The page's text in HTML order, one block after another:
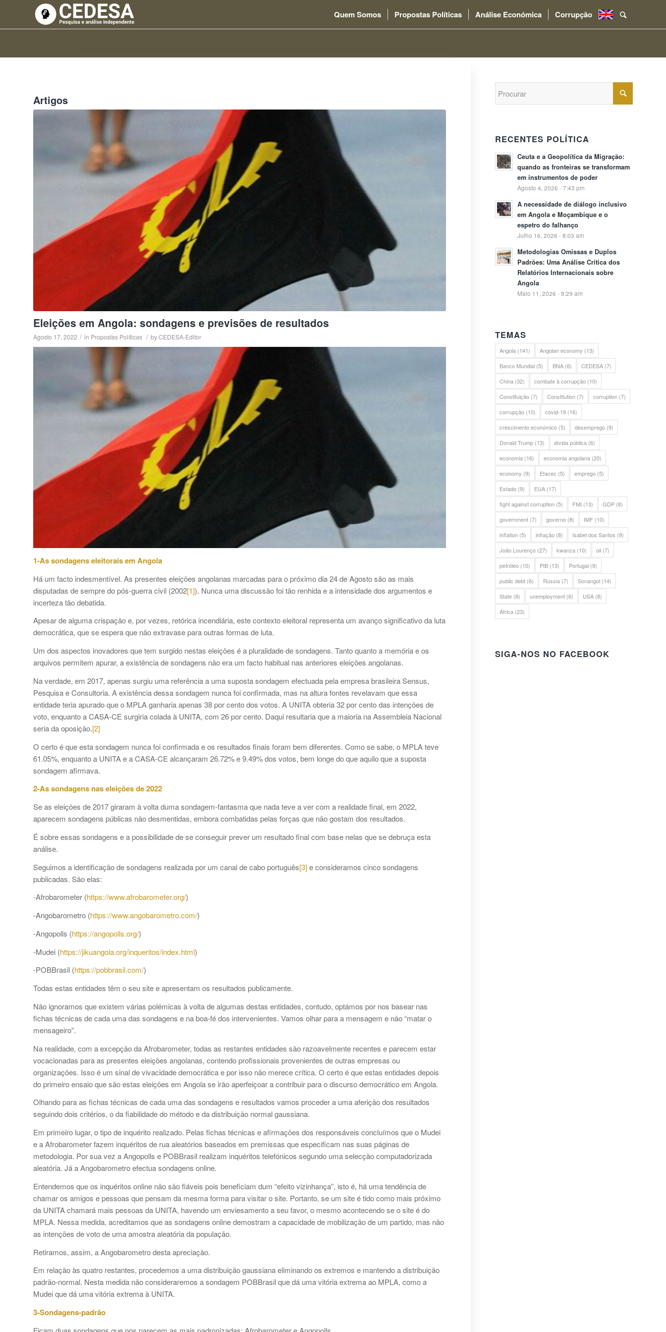
Quem Somos Propostas Políticas Análise Económica Corrupção .
Artigos
Eleições em Angola: sondagens e previsões de resultados
Agosto 17, 2022 / in Propostas Políticas / byCEDESA-Editor
1-As sondagens eleitorais em Angola
Há um facto indesmentível. As presentes eleições angolanas marcadas para o próximo dia 24 de Agosto são as mais
disputadas de sempre do pós-guerra civil (2002[1]). Nunca uma discussão foi tão renhida e a intensidade dos argumentos e
incerteza tão debatida.
Apesar de alguma crispação e, por vezes, retórica incendiária, este contexto eleitoral representa um avanço significativo da luta
democrática, que se espera que não extravase para outras formas de luta.
Um dos aspectos inovadores que tem surgido nestas eleições é a pluralidade de sondagens. Tanto quanto a memória e os
arquivos permitem apurar, a existência de sondagens não era um facto habitual nas anteriores eleições angolanas.
Na verdade, em 2017, apenas surgiu uma referência a uma suposta sondagem efectuada pela empresa brasileira Sensus,
Pesquisa e Consultoria. A existência dessa sondagem nunca foi confirmada, mas na altura fontes revelavam que essa
entidade teria apurado que o MPLA ganharia apenas 38 por cento dos votos. A UNITA obteria 32 por cento das intenções de
voto, enquanto a CASA-CE surgiria colada à UNITA, com 26 por cento. Daqui resultaria que a maioria na Assembleia Nacional
seria da oposição.[2]
O certo é que esta sondagem nunca foi confirmada e os resultados finais foram bem diferentes. Como se sabe, o MPLA teve
61.05%, enquanto a UNITA e a CASA-CE alcançaram 26.72% e 9.49% dos votos, bem longe do que aquilo que a suposta
sondagem afirmava.
2-As sondagens nas eleições de 2022
Se as eleições de 2017 giraram à volta duma sondagem-fantasma que nada teve a ver com a realidade final, em 2022,
aparecem sondagens públicas não desmentidas, embora combatidas pelas forças que não gostam dos resultados.
É sobre essas sondagens e a possibilidade de se conseguir prever um resultado final com base nelas que se debruça esta
análise.
Seguimos a identificação de sondagens realizada por um canal de cabo português[3]e consideramos cinco sondagens
publicadas. São elas:
-Afrobarometer (https://www.afrobarometer.org/)
-Angobarometro (https://www.angobarometro.com/)
-Angopolls (https://angopolls.org/)
-Mudei (https://jikuangola.org/inqueritos/index.html)
-POBBrasil (https://pobbrasil.com/)
Todas estas entidades têm o seu site e apresentam os resultados publicamente.
Não ignoramos que existem várias polémicas à volta de algumas destas entidades, contudo, optámos por nos basear nas
fichas técnicas de cada uma das sondagens e na boa-fé dos intervenientes. Vamos olhar para a mensagem e não “matar o
mensageiro”.
Na realidade, com a excepção da Afrobarometer, todas as restantes entidades são razoavelmente recentes e parecem estar
vocacionadas para as presentes eleições angolanas, contendo profissionais provenientes de outras empresas ou
organizações. Isso é um sinal de vivacidade democrática e por isso não merece crítica. O certo é que estas entidades depois
do primeiro ensaio que são estas eleições em Angola se irão aperfeiçoar a contribuir para o discurso democrático em Angola.
Olhando para as fichas técnicas de cada uma das sondagens e resultados vamos proceder a uma aferição dos resultados
seguindo dois critérios, o da fiabilidade do método e da distribuição normal gaussiana.
Em primeiro lugar, o tipo de inquérito realizado. Pelas fichas técnicas e afirmações dos responsáveis concluímos que o Mudei
e a Afrobarometer fazem inquéritos de rua aleatórios baseados em premissas que especificam nas suas páginas de
metodologia. Por sua vez a Angopolls e POBBrasil realizam inquéritos telefónicos segundo uma selecção computadorizada
aleatória. Já a Angobarometro efectua sondagens online.
Entendemos que os inquéritos online não são fiáveis pois beneficiam dum “efeito vizinhança”, isto é, há uma tendência de
chamar os amigos e pessoas que pensam da mesma forma para visitar o site. Portanto, se um site é tido como mais próximo
da UNITA chamará mais pessoas da UNITA, havendo um enviesamento a seu favor, o mesmo acontecendo se o site é do
MPLA. Nessa medida, acreditamos que as sondagens online demostram a capacidade de mobilização de um partido, mas não
as intenções de voto de uma amostra aleatória da população.
Retiramos, assim, a Angobarometro desta apreciação.
Em relação às quatro restantes, procedemos a uma distribuição gaussiana eliminando os extremos e mantendo a distribuição
padrão-normal. Nesta medida não consideraremos a sondagem POBBrasil que dá uma vitória extrema ao MPLA, como a
Mudei que dá uma vitória extrema à UNITA.
3-Sondagens-padrão
RECENTES POLÍTICA
Ceuta e a Geopolítica da Migração:
quando as fronteiras se transformam
em instrumentos de poder
Agosto 4, 2026 - 7:43 pm
A necessidade de diálogo inclusivo
em Angola e Moçambique e o
espetro do falhanço
Julho 16, 2026 - 8:03 am
Metodologias Omissas e Duplos
Padrões: Uma Análise Crítica dos
Relatórios Internacionais sobre
Angola
Maio 11, 2026 - 9:29 am
TEMAS
Angola (141) Angolan economy (13)
Banco Mundial (5) BNA (6) CEDESA (7)
China (32) combate à corrupção (10)
Constituição (7) Constitution (7) corruption (7)
corrupção (10) covid-19 (16)
crescimento económico (5) desemprego (9)
Donald Trump (13) dívida pública (6)
economia (16) economia angolana (20)
economy (9) Efacec (5) emprego (5)
Estado (9) EUA (17)
fight against corruption (5) FMI (13) GDP (8)
government (7) governo (8) IMF (10)
inflation (5) inflação (8) Isabel dos Santos (9)
João Lourenço (27) kwanza (10) oil (7)
petróleo (10) PIB (13) Portugal (9)
public debt (6) Rússia (7) Sonangol (14)
State (8) unemployment (6) USA (8)
África (23)
SIGA-NOS NO FACEBOOK